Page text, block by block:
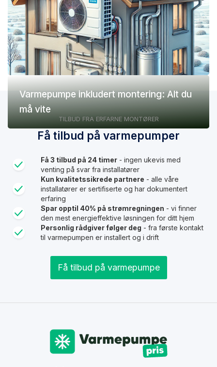
Varmepumpe inkludert montering: Alt du
må vite
TILBUD FRA ERFARNE MONTØRER
Få tilbud på varmepumper
Få 3 tilbud på 24 timer - ingen ukevis med
venting på svar fra installatører
Kun kvalitetssikrede partnere - alle våre
installatører er sertifiserte og har dokumentert
erfaring
Spar opptil 40% på strømregningen - vi finner
den mest energieffektive løsningen for ditt hjem
Personlig rådgiver følger deg - fra første kontakt
til varmepumpen er installert og i drift
Få tilbud på varmepumpe